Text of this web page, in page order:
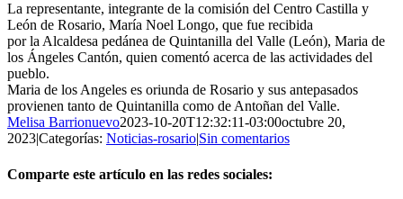
más
grande
La representante, integrante de la comisión del Centro Castilla y
León de Rosario, María Noel Longo, que fue recibida
por la Alcaldesa pedánea de Quintanilla del Valle (León), Maria de
los Ángeles Cantón, quien comentó acerca de las actividades del
pueblo.
Maria de los Angeles es oriunda de Rosario y sus antepasados
provienen tanto de Quintanilla como de Antoñan del Valle.
Melisa Barrionuevo2023-10-20T12:32:11-03:00octubre 20,
2023|Categorías: Noticias-rosario|Sin comentarios
Comparte este artículo en las redes sociales: